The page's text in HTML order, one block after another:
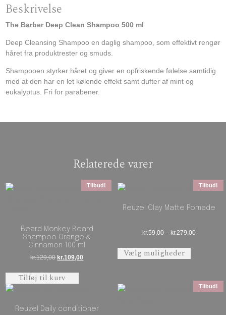
Beskrivelse
The Barber Deep Clean Shampoo 500 ml
Deep Cleansing Shampoo en daglig shampoo, som effektivt rengør
håret fra produktrester og smuds.
Shampooen styrker håret og giver en opfriskende følelse samtidig
med at den har en let kølende effekt samt dufter af mint og
eukalyptus. Fri for parabener.
Relaterede varer
Tilbud!
Beard Monkey Beard
Shampoo Orange &
Cinnamon 100 ml
kr.129,00 Den oprindelige pris var: kr.129,00.
kr.109,00 Den aktuelle pris er: kr.109,00.
Tilføj til kurv
Tilbud!
Reuzel Clay Matte Pomade
kr.59,00 – kr. 279,00
Vælg muligheder
Reuzel Daily conditioner
Tilbud!